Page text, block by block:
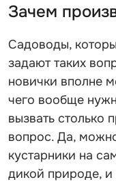
Зачем
Садоводы,
задают таких
новички вполне
чего вообще
вызвать столько
вопрос. Да,
кустарники на
дикой природе, и